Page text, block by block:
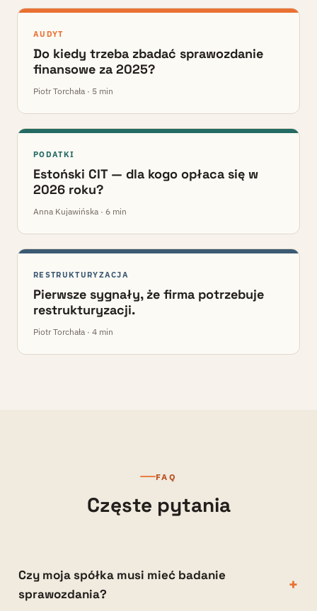
AUDYT
Do kiedy trzeba zbadać sprawozdanie
finansowe za 2025?
Piotr Torchała · 5 min
PODATKI
Estoński CIT — dla kogo opłaca się w
2026 roku?
Anna Kujawińska · 6 min
RESTRUKTURYZACJA
Pierwsze sygnały, że firma potrzebuje
restrukturyzacji.
Piotr Torchała · 4 min
FAQ
Częste pytania
Czy moja spółka musi mieć badanie
sprawozdania?
+